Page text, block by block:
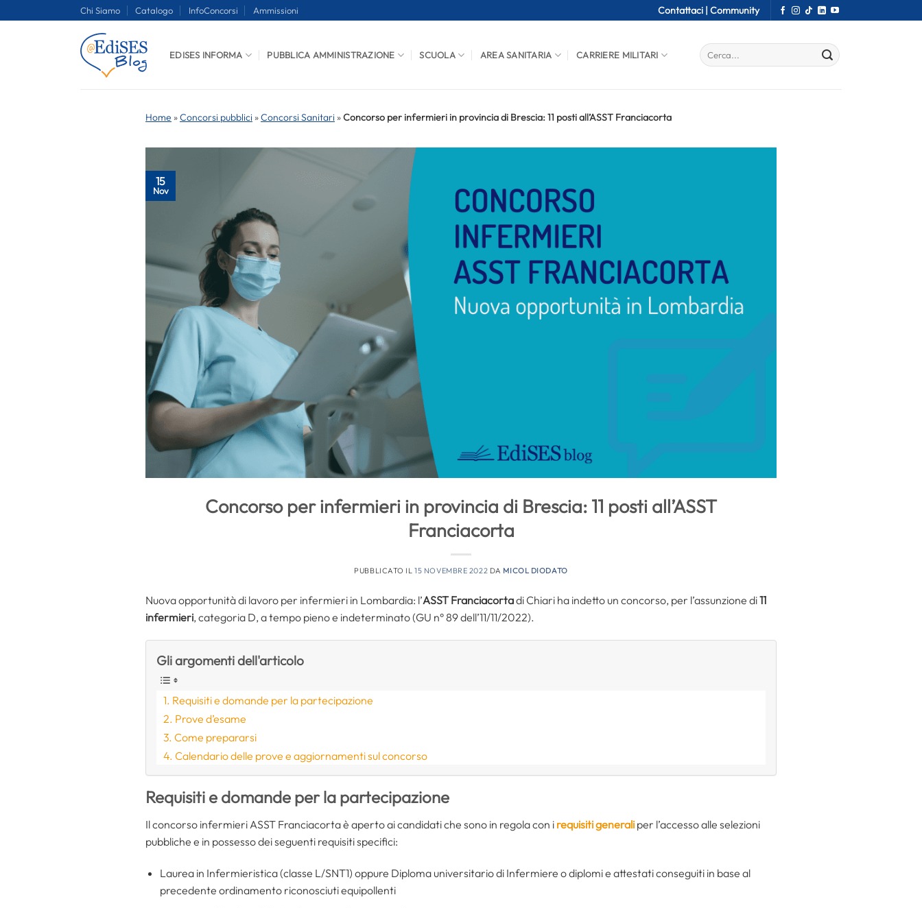
Chi Siamo Catalogo InfoConcorsi Ammissioni Contattaci | Community
EDISES INFORMA PUBBLICA AMMINISTRAZIONE SCUOLA AREA SANITARIA CARRIERE MILITARI
Home »Concorsi pubblici »Concorsi Sanitari »Concorso per infermieri in provincia di Brescia: 11 posti all’ASST Franciacorta
15
Nov
Concorso per infermieri in provincia di Brescia: 11 posti all’ASST
Franciacorta
PUBBLICATO IL15 NOVEMBRE 2022 DA MICOL DIODATO
Nuova opportunità di lavoro per infermieri in Lombardia: l’ASST Franciacortadi Chiari ha indetto un concorso, per l’assunzione di11
infermieri, categoria D, a tempo pieno e indeterminato (GU n° 89 dell’11/11/2022).
Gli argomenti dell'articolo
Requisiti e domande per la partecipazione
Prove d’esame
Come prepararsi
Calendario delle prove e aggiornamenti sul concorso
Requisiti e domande per la partecipazione
Il concorso infermieri ASST Franciacorta è aperto ai candidati che sono in regola con i requisiti generali per l’accesso alle selezioni
pubbliche e in possesso dei seguenti requisiti specifici:
Laurea in Infermieristica (classe L/SNT1) oppure Diploma universitario di Infermiere o diplomi e attestati conseguiti in base al
precedente ordinamento riconosciuti equipollenti